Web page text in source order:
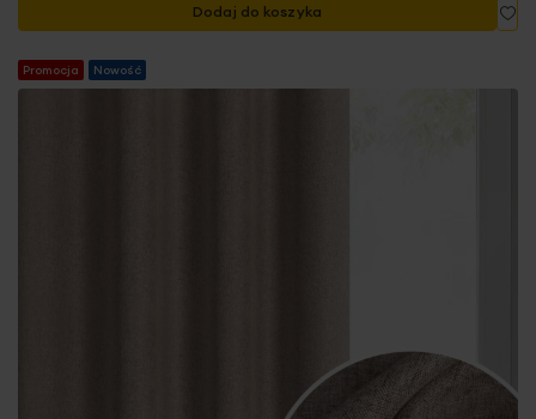
Dodaj do koszyka
Promocja Nowość